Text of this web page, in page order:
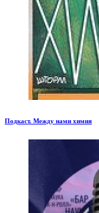
Подкаст. Между нами химия